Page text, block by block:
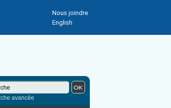
Nous joindre
English
OK
avancée